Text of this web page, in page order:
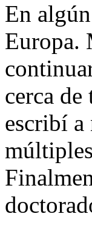
En
Europa.
cerca
escribí a